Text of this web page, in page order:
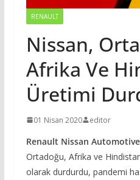
RENAULT
Nissan,
Afrika Ve
Üretimi
01 Nisan 2020 editor
Renault Nissan Automotive
Ortadoğu, Afrika ve
olarak durdurdu, pandemi